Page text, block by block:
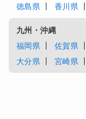
徳島県
香川県
九州・沖縄
福岡県
佐賀県
大分県
宮崎県